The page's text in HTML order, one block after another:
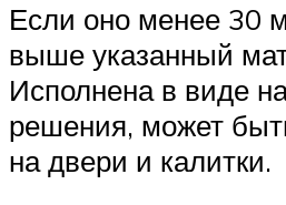
Если оно менее 30
выше указанный
Исполнена в виде
решения, может
на двери и калитки.